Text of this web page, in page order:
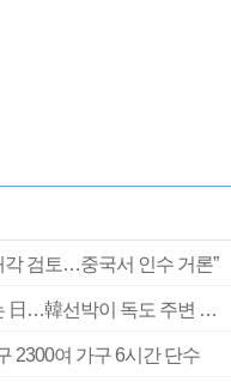
각 검토…중국서 인수 거론”
[속보] 여전히 ‘독도는 우리땅’ 외치는 日…韓선박이 독도 주변 해양조사 활동하자 반발
2300여 가구 6시간 단수